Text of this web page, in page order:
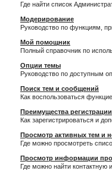
Где найти список
Модерирование
Руководство по функциям,
Мой помощник
Полный справочник по
Опции темы
Руководство по доступным
Поиск тем и сообщений
Как воспользоваться
Преимущества регистрации
Как зарегистрироваться и
Просмотр активных тем и
Где можно просмотреть
Просмотр информации
Где можно найти контактную